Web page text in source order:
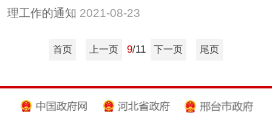
理工作的通知 2021-08-23
首页 上一页 9/11 下一页 尾页